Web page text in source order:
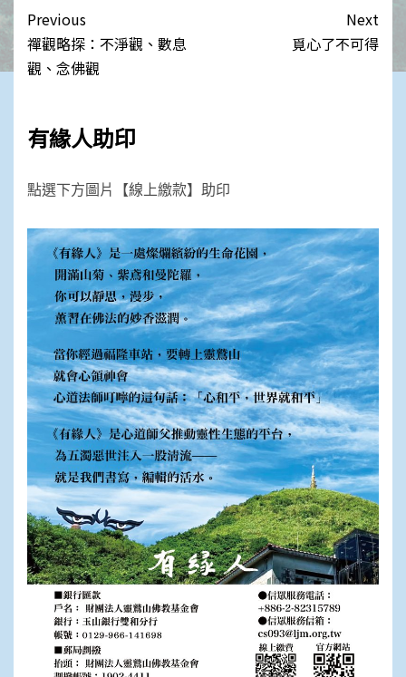
Post
navigation
Previous
禪觀略探：不淨觀、數息
觀、念佛觀
Next
覓心了不可得
有緣人助印
點選下方圖片【線上繳款】助印